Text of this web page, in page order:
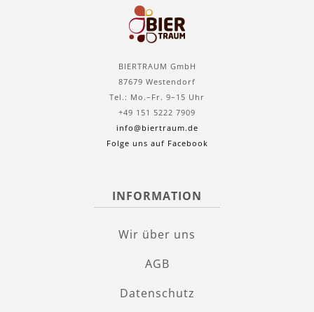
BIERTRAUM GmbH
87679 Westendorf
Tel.: Mo.–Fr. 9–15 Uhr
+49 151 5222 7909
info@biertraum.de
Folge uns auf Facebook
INFORMATION
Wir über uns
AGB
Datenschutz